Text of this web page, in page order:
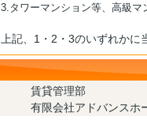
3.タワーマンション等、高級
上記、1・2・3のいずれか
賃貸管理部
有限会社アドバンスホ